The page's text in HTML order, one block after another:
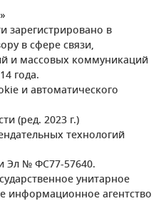
зарегистрировано в
в сфере связи,
и массовых коммуникаций
года.
и автоматического
(ред. 2023 г.)
технологий
Эл № ФС77-57640.
унитарное
информационное агентство